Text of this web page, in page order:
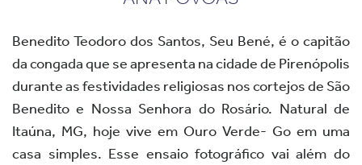
Benedito Teodoro dos Santos, Seu Bené, é o capitão
da congada que se apresenta na cidade de Pirenópolis
durante as festividades religiosas nos cortejos de São
Benedito e Nossa Senhora do Rosário. Natural de
Itaúna, MG, hoje vive em Ouro Verde- Go em uma
casa simples. Esse ensaio fotográfico vai além do